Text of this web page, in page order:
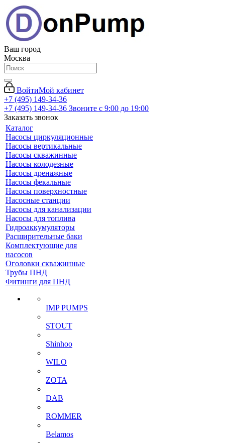
Ваш город
Москва
ВойтиМой кабинет
+7 (495) 149-34-36
+7 (495) 149-34-36 Звоните с 9:00 до 19:00
Заказать звонок
Каталог
Насосы циркуляционные
Насосы вертикальные
Насосы скважинные
Насосы колодезные
Насосы дренажные
Насосы фекальные
Насосы поверхностные
Насосные станции
Насосы для канализации
Насосы для топлива
Гидроаккумуляторы
Расширительные баки
Комплектующие для
насосов
Оголовки скважинные
Трубы ПНД
Фитинги для ПНД
IMP PUMPS
STOUT
Shinhoo
WILO
ZOTA
DAB
ROMMER
Belamos